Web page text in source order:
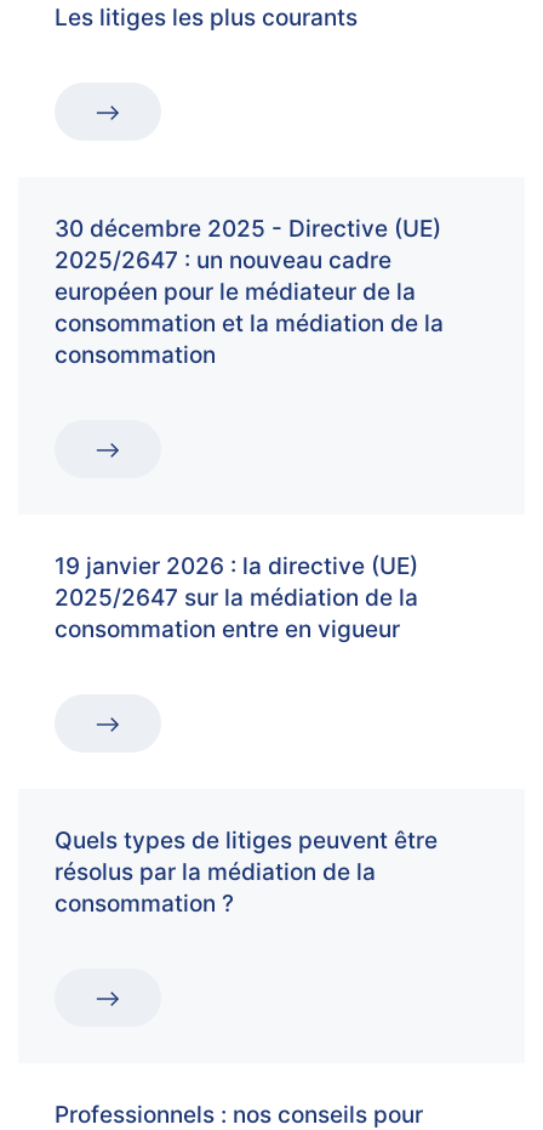
Les litiges les plus courants
30 décembre 2025 - Directive (UE)
2025/2647 : un nouveau cadre
européen pour le médiateur de la
consommation et la médiation de la
consommation
19 janvier 2026 : la directive (UE)
2025/2647 sur la médiation de la
consommation entre en vigueur
Quels types de litiges peuvent être
résolus par la médiation de la
consommation ?
Professionnels : nos conseils pour